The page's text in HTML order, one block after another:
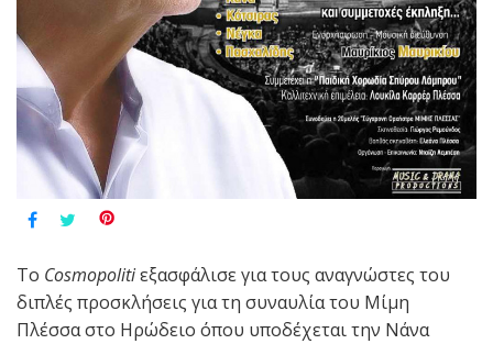
Το Cosmopolitiεξασφάλισε για τους αναγνώστες του
διπλές προσκλήσεις για τη συναυλία του Μίμη
Πλέσσα στο Ηρώδειο όπου υποδέχεται την Νάνα